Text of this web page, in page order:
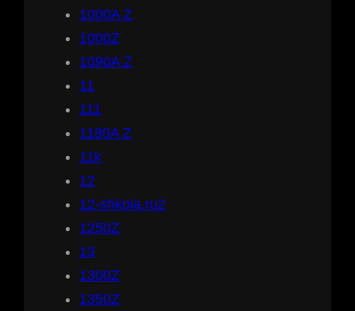
1000A Z
1000Z
1090A Z
11
111
1180A Z
11k
12
12-shkola.ru2
1250Z
13
1300Z
1350Z